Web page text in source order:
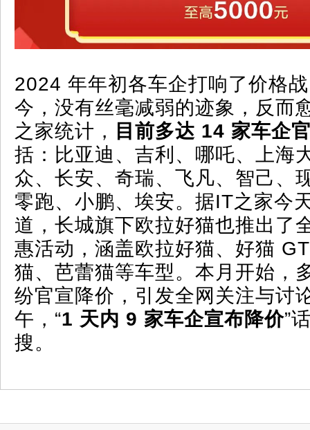
2024 年年初各车企打响了价格
今，没有丝毫减弱的迹象，反而
之家统计，
目前多达 14 家车企
括：比亚迪、吉利、哪吒、上海
众、长安、奇瑞、飞凡、智己、
零跑、小鹏、埃安。据IT之家今
道，长城旗下欧拉好猫也推出了
惠活动，涵盖欧拉好猫、好猫
猫、芭蕾猫等车型。本月开始，
纷官宣降价，引发全网关注与讨
午，“1 天内 9 家车企宣布降价”
搜。